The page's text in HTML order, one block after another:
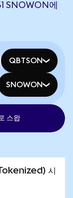
SNOWON에
QBTSON
SNOWON
스왑
시